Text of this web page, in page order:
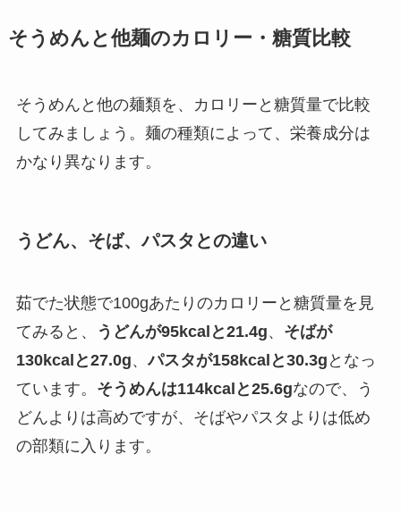
そうめんと他麺のカロリー・糖質比較
そうめんと他の麺類を、カロリーと糖質量で比較
してみましょう。麺の種類によって、栄養成分は
かなり異なります。
うどん、そば、パスタとの違い
茹でた状態で100gあたりのカロリーと糖質量を見
てみると、
うどんが95kcalと21.4g、 そばが
130kcalと27.0g、パスタが158kcalと30.3g となっ
ています。 そうめんは114kcalと25.6gなので、う
どんよりは高めですが、そばやパスタよりは低め
の部類に入ります。